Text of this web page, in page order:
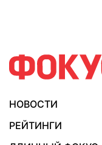
НОВОСТИ
РЕЙТИНГИ